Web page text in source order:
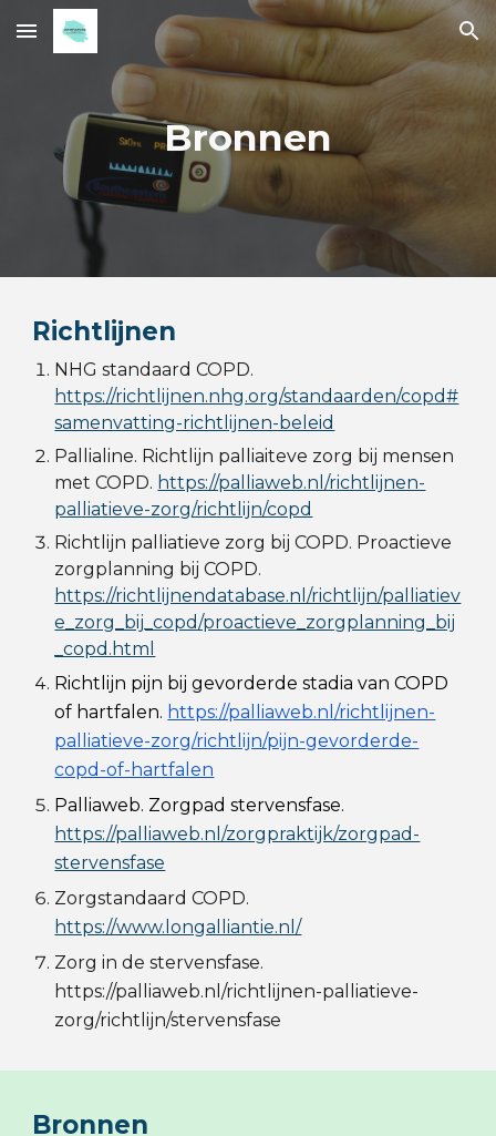
Skip to main content Skip to navigation
Bronnen
Richtlijnen
NHG standaard COPD.
https://richtlijnen.nhg.org/standaarden/copd#
samenvatting-richtlijnen-beleid
Pallialine. Richtlijn palliaiteve zorg bij mensen
met COPD. https://palliaweb.nl/richtlijnen-
palliatieve-zorg/richtlijn/copd
Richtlijn palliatieve zorg bij COPD. Proactieve
zorgplanning bij COPD.
https://richtlijnendatabase.nl/richtlijn/palliatiev
e_zorg_bij_copd/proactieve_zorgplanning_bij
_copd.html
Richtlijn pijn bij gevorderde stadia van COPD
of hartfalen. https://palliaweb.nl/richtlijnen-
palliatieve-zorg/richtlijn/pijn-gevorderde-
copd-of-hartfalen
Palliaweb. Zorgpad stervensfase.
https://palliaweb.nl/zorgpraktijk/zorgpad-
stervensfase
Zorgstandaard COPD.
https://www.longalliantie.nl/
Zorg in de stervensfase.
https://palliaweb.nl/richtlijnen-palliatieve-
zorg/richtlijn/stervensfase
Bronnen